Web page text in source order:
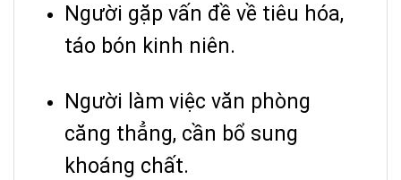
Người gặp vấn đề về tiêu hóa,
táo bón kinh niên.
Người làm việc văn phòng
căng thẳng, cần bổ sung
khoáng chất.